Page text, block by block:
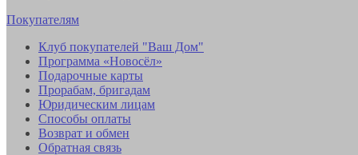
Покупателям
Клуб покупателей "Ваш Дом"
Программа «Новосёл»
Подарочные карты
Прорабам, бригадам
Юридическим лицам
Способы оплаты
Возврат и обмен
Обратная связь